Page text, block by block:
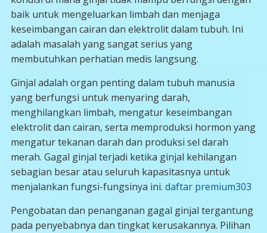
baik untuk mengeluarkan limbah dan menjaga
keseimbangan cairan dan elektrolit dalam tubuh. Ini
adalah masalah yang sangat serius yang
membutuhkan perhatian medis langsung.
Ginjal adalah organ penting dalam tubuh manusia
yang berfungsi untuk menyaring darah,
menghilangkan limbah, mengatur keseimbangan
elektrolit dan cairan, serta memproduksi hormon yang
mengatur tekanan darah dan produksi sel darah
merah. Gagal ginjal terjadi ketika ginjal kehilangan
sebagian besar atau seluruh kapasitasnya untuk
menjalankan fungsi-fungsinya ini. daftar premium303
Pengobatan dan penanganan gagal ginjal tergantung
pada penyebabnya dan tingkat kerusakannya. Pilihan